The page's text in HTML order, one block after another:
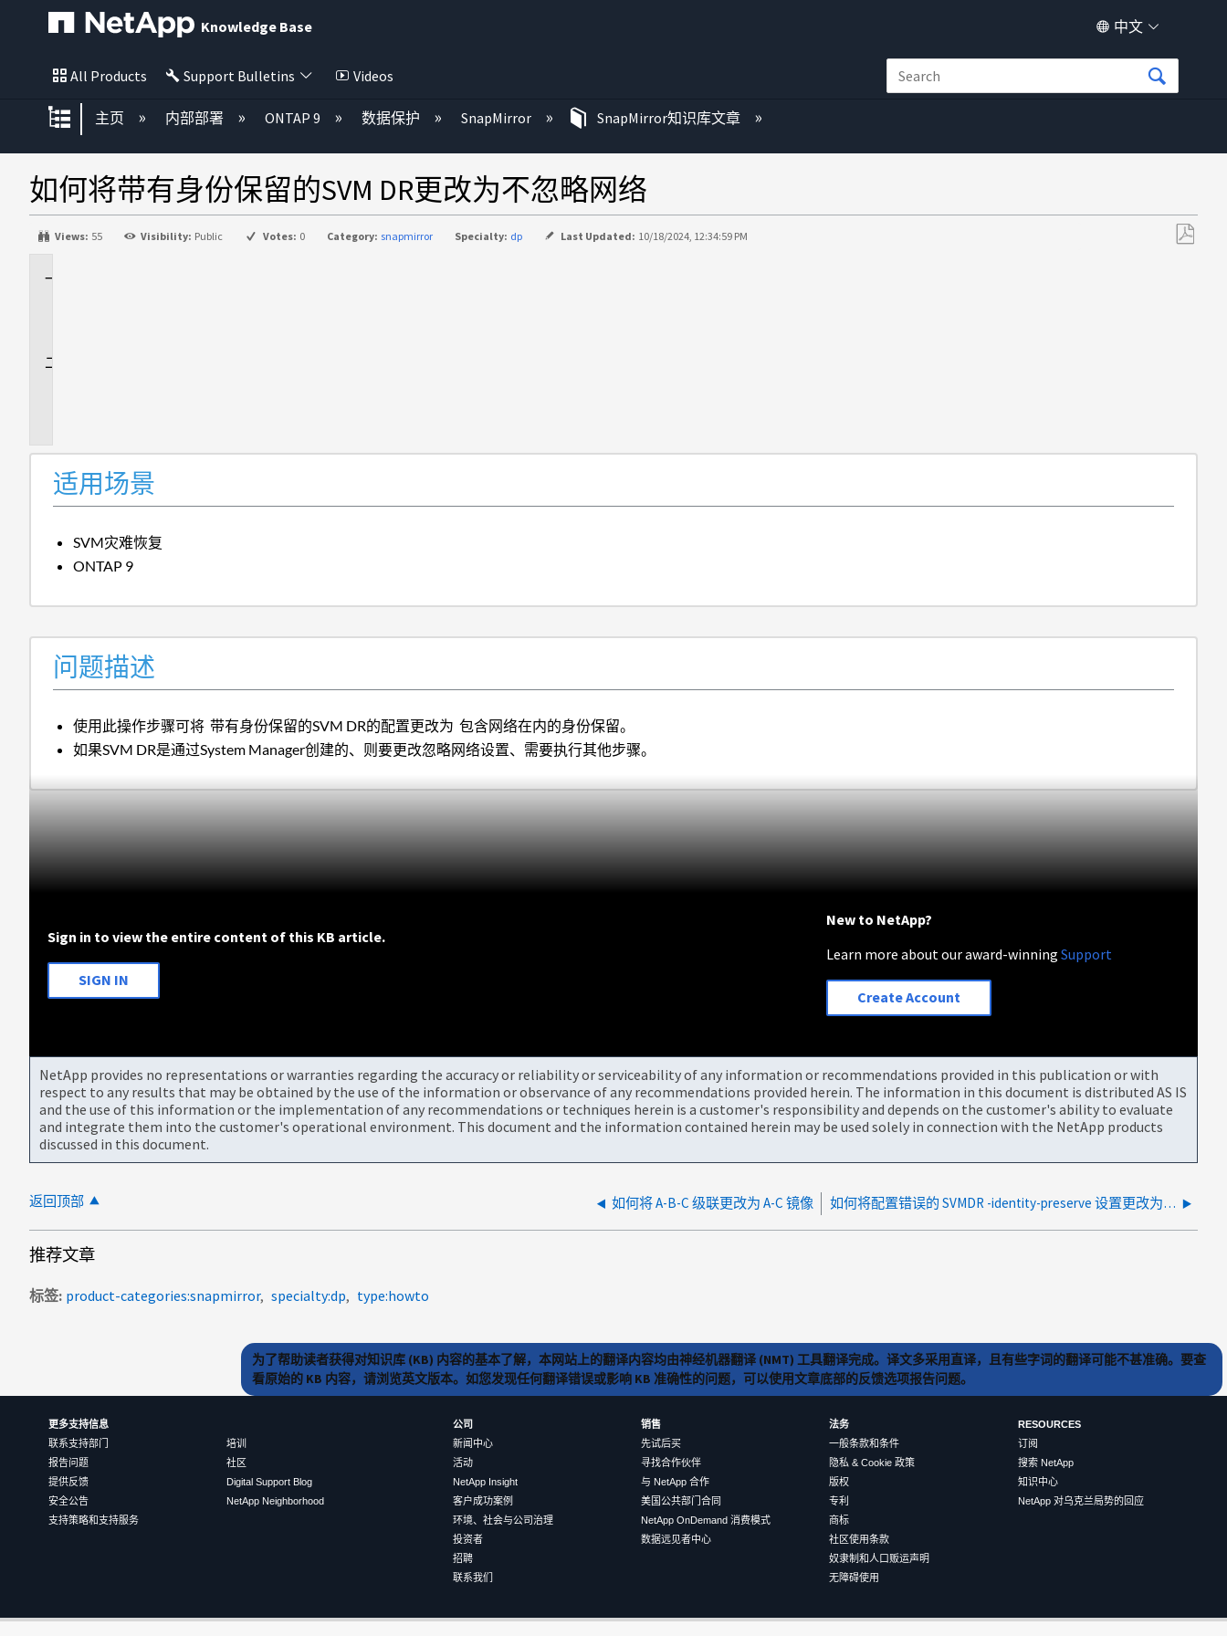
Knowledge Base 中文
All Products Support Bulletins Videos
扩展/隐缩全局层次
主页 内部部署 ONTAP 9 数据保护 SnapMirror SnapMirror知识库文章
如何将带有身份保留的SVM DR更改为不忽略网络
Views: 55 Visibility: Public Votes: 0 Category: snapmirror Specialty: dp Last Updated: 10/18/2024, 12:34:59 PM
适用场景
SVM灾难恢复
ONTAP 9
问题描述
使用此操作步骤可将 带有身份保留的SVM DR的配置更改为 包含网络在内的身份保留。
如果SVM DR是通过System Manager创建的、则要更改忽略网络设置、需要执行其他步骤。
Sign in to view the entire content of this KB article.
SIGN IN
New to NetApp?
Learn more about our award-winningSupport
Create Account
NetApp provides no representations or warranties regarding the accuracy or reliability or serviceability of any information or recommendations provided in this publication or with
respect to any results that may be obtained by the use of the information or observance of any recommendations provided herein. The information in this document is distributed AS IS
and the use of this information or the implementation of any recommendations or techniques herein is a customer's responsibility and depends on the customer's ability to evaluate
and integrate them into the customer's operational environment. This document and the information contained herein may be used solely in connection with the NetApp products
discussed in this document.
返回顶部 如何将 A-B-C 级联更改为 A-C 镜像 如何将配置错误的 SVMDR -identity-preserve 设置更改为 True 或 False
推荐文章
标签 product-categories:snapmirror specialty:dp type:howto
为了帮助读者获得对知识库 (KB) 内容的基本了解，本网站上的翻译内容均由神经机器翻译 (NMT) 工具翻译完成。译文多采用直译，且有些字词的翻译可能不甚准确。要查
看原始的 KB 内容，请浏览英文版本。如您发现任何翻译错误或影响 KB 准确性的问题，可以使用文章底部的反馈选项报告问题。
更多支持信息
联系支持部门
报告问题
提供反馈
安全公告
支持策略和支持服务
培训
社区
Digital Support Blog
NetApp Neighborhood
公司
新闻中心
活动
NetApp Insight
客户成功案例
环境、社会与公司治理
投资者
招聘
联系我们
销售
先试后买
寻找合作伙伴
与 NetApp 合作
美国公共部门合同
NetApp OnDemand 消费模式
数据远见者中心
法务
一般条款和条件
隐私 & Cookie 政策
版权
专利
商标
社区使用条款
奴隶制和人口贩运声明
无障碍使用
RESOURCES
订阅
搜索 NetApp
知识中心
NetApp 对乌克兰局势的回应